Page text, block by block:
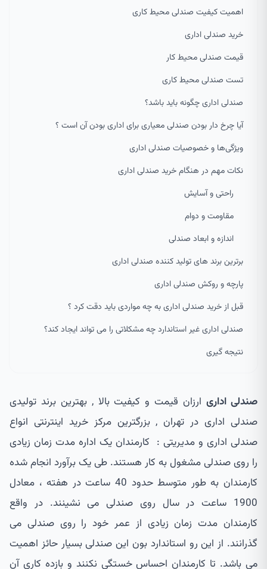
اهمیت کیفیت صندلی محیط کاری
خرید صندلی اداری
قیمت صندلی محیط کار
تست صندلی محیط کاری
صندلی اداری چگونه باید باشد؟
آیا چرخ دار بودن صندلی معیاری برای اداری بودن آن است ؟
ویژگی‌ها و خصوصیات صندلی اداری
نکات مهم در هنگام خرید صندلی اداری
راحتی و آسایش
مقاومت و دوام
اندازه و ابعاد صندلی
برترین برند های تولید کننده صندلی اداری
پارچه و روکش صندلی اداری
قبل از خرید صندلی اداری به چه مواردی باید دقت کرد ؟
صندلی اداری غیر استاندارد چه مشکلاتی را می تواند ایجاد کند؟
نتیجه گیری
صندلی اداریارزان قیمت و کیفیت بالا , بهترین برند تولیدی
صندلی اداری در تهران , بزرگترین مرکز خرید اینترنتی انواع
صندلی اداری و مدیریتی : کارمندان یک اداره مدت زمان زیادی
را روی صندلی مشغول به کار هستند. طی یک برآورد انجام شده
کارمندان به طور متوسط حدود 40 ساعت در هفته ، معادل
1900 ساعت در سال روی صندلی می نشینند. در واقع
کارمندان مدت زمان زیادی از عمر خود را روی صندلی می
گذرانند. از این رو استاندارد بون این صندلی بسیار حائز اهمیت
می باشد. تا کارمندان احساس خستگی نکنند و بازده کاری آن